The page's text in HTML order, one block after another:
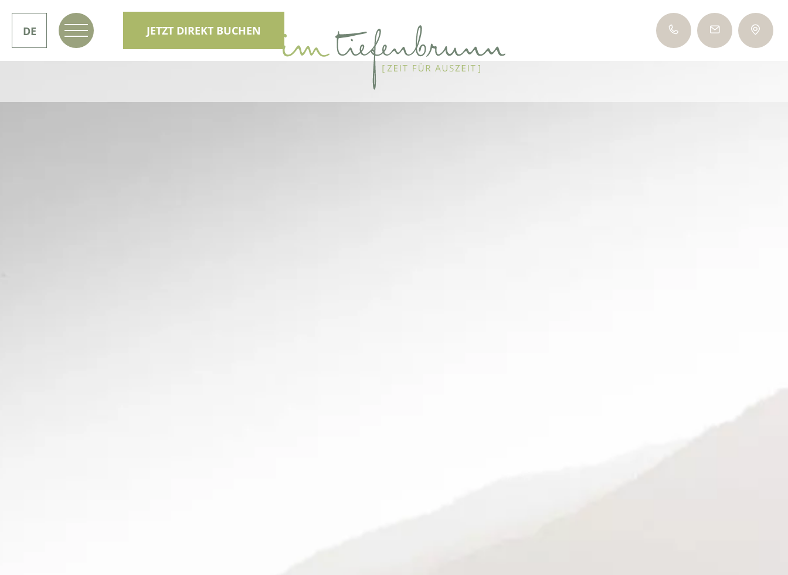
DE JETZT DIREKT BUCHEN